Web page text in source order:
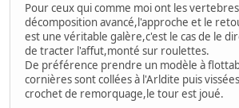
Pour ceux qui comme moi ont les
décomposition avancé,l'approche et le
est une véritable galère,c'est le cas de le
de tracter l'affut,monté sur roulettes.
De préférence prendre un modèle à
cornières sont collées à l'Arldite puis
crochet de remorquage,le tour est joué.